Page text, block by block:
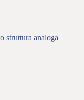
struttura analoga